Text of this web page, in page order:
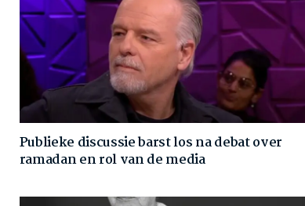
Publieke discussie barst los na debat over
ramadan en rol van de media